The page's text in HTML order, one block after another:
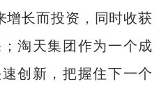
长而投资，同时收获
淘天集团作为一个成
创新，把握住下一个